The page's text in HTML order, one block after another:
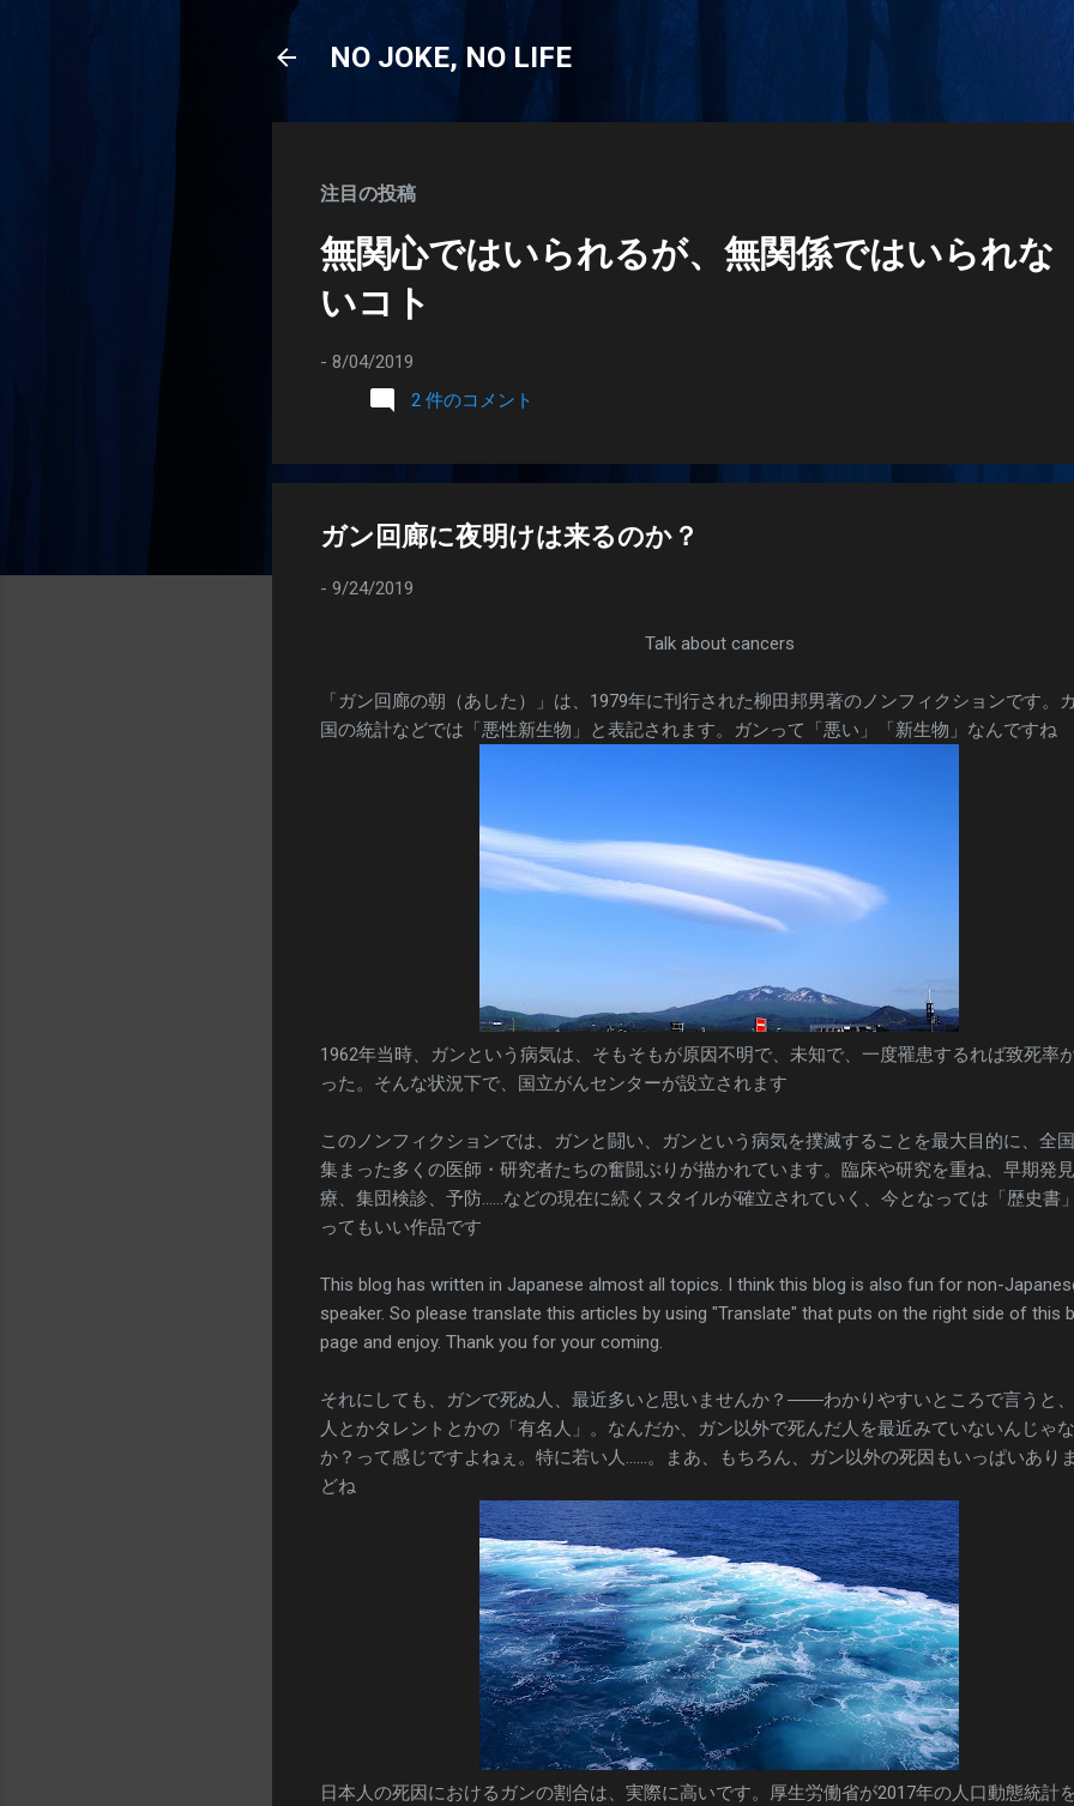
NO JOKE, NO LIFE
注目の投稿
無関心ではいられるが、無関係ではいられな
いコト
- 8/04/2019
2 件のコメント
ガン回廊に夜明けは来るのか？
- 9/24/2019
Talk about cancers
「ガン回廊の朝（あした）」は、1979年に刊行された柳田邦男著のノンフィクションです。
国の統計などでは「悪性新生物」と表記されます。ガンって「悪い」「新生物」なんですね
1962年当時、ガンという病気は、そもそもが原因不明で、未知で、一度罹患するれば致死率
った。そんな状況下で、国立がんセンターが設立されます
このノンフィクションでは、ガンと闘い、ガンという病気を撲滅することを最大目的に、全
集まった多くの医師・研究者たちの奮闘ぶりが描かれています。臨床や研究を重ね、早期発
療、集団検診、予防……などの現在に続くスタイルが確立されていく、今となっては「歴史書
ってもいい作品です
This blog has written in Japanese almost all topics. I think this blog is also fun for non-
speaker. So please translate this articles by using "Translate" that puts on the right side of this
page and enjoy. Thank you for your coming.
それにしても、ガンで死ぬ人、最近多いと思いませんか？――わかりやすいところで言うと
人とかタレントとかの「有名人」。なんだか、ガン以外で死んだ人を最近みていないんじゃ
か？って感じですよねぇ。特に若い人……。まあ、もちろん、ガン以外の死因もいっぱいあり
どね
日本人の死因におけるガンの割合は、実際に高いです。厚生労働省が2017年の人口動態統計